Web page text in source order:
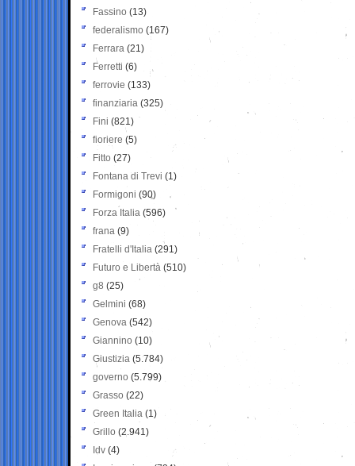
Fassino (13)
federalismo (167)
Ferrara (21)
Ferretti (6)
ferrovie (133)
finanziaria (325)
Fini (821)
fioriere (5)
Fitto (27)
Fontana di Trevi (1)
Formigoni (90)
Forza Italia (596)
frana (9)
Fratelli d'Italia (291)
Futuro e Libertà (510)
g8 (25)
Gelmini (68)
Genova (542)
Giannino (10)
Giustizia (5.784)
governo (5.799)
Grasso (22)
Green Italia (1)
Grillo (2.941)
Idv (4)